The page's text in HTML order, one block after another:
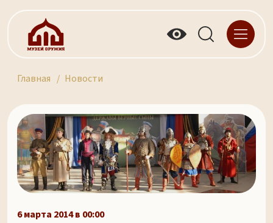
Главная Новости
6 марта 2014 в 00:00